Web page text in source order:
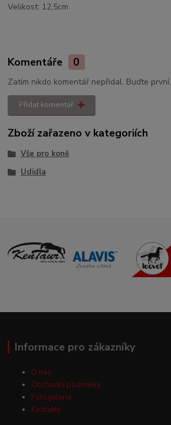
Velikost: 12,5cm
Komentáře 0
Zatím nikdo komentář nepřidal. Buďte první.
Přidat komentář
Zboží zařazeno v kategoriích
Vše pro koně
Udidla
Informace pro zákazníky
O nás
Obchodní podmínky
Fotogalerie
Kontakty